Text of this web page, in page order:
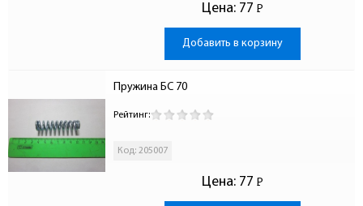
Цена: 77 Р
-
Добавить в корзину
Пружина БС 70
Рейтинг:
Код: 205007
Цена: 77 Р
-